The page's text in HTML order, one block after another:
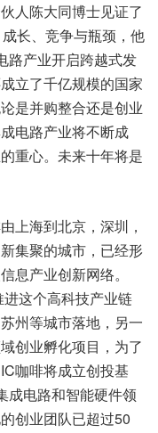
人陈大同博士见证了
长、竞争与瓶颈，他
路产业开启跨越式发
立了千亿规模的国家
是并购整合还是创业
电路产业将不断成
重心。未来十年将是
上海到北京，深圳，
集聚的城市，已经形
息产业创新网络。
这个高科技产业链
州等城市落地，另一
创业孵化项目，为了
咖啡将成立创投基
成电路和智能硬件领
创业团队已超过50